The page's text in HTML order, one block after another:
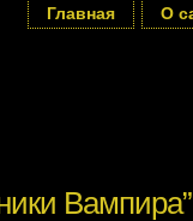
Главная О